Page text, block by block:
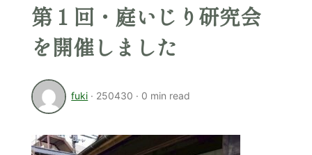
第１回・庭いじり研究会
を開催しました
fuki · 250430 · 0 min read